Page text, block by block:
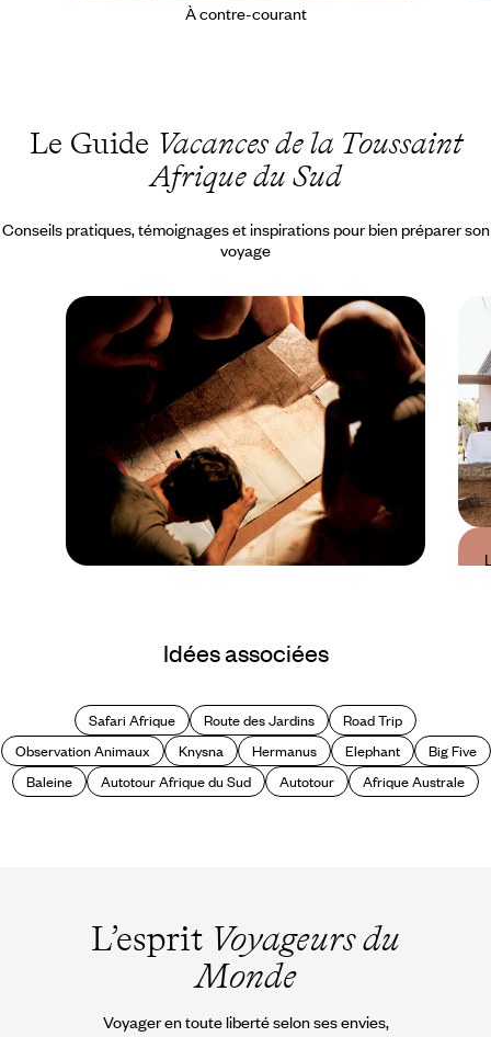
À contre-courant
Le Guide Vacances de la Toussaint
Afrique du Sud
Conseils pratiques, témoignages et inspirations pour bien préparer son
voyage
Quand partir en
Afrique du Sud ?
Idées associées
Safari Afrique Route des Jardins
Road Trip
Observation Animaux
Knysna Hermanus Elephant
Big Five
Baleine
Autotour Afrique du Sud Autotour Afrique Australe
L’esprit Voyageurs du
Monde
Voyager en toute liberté selon ses envies,